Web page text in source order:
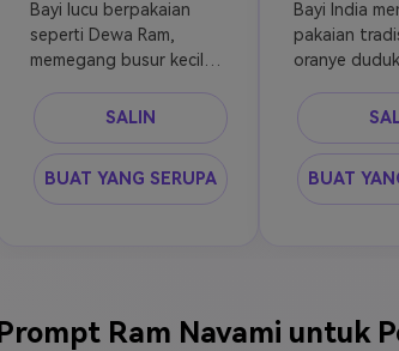
Bayi lucu berpakaian
seperti Dewa Ram,
memegang busur kecil,
dahi, latar belakang kuil
dengan diyas,
pencahayaan emas yang
lembut, ultra realistis
SALIN
BUAT YANG SERUPA
Bayi India
pakaian
oranye duduk
tersenyum,
Ram Navami,
hangat,
detail tinggi
BUAT
Prompt Ram Navami untuk